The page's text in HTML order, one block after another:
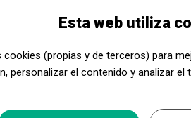
experiència enriquidora i
adaptats i segurs, es busca
i l’expressió artística en un ambient
Esta web utiliza
cookies (propias y de terceros) para
personalizar el contenido y analizar el